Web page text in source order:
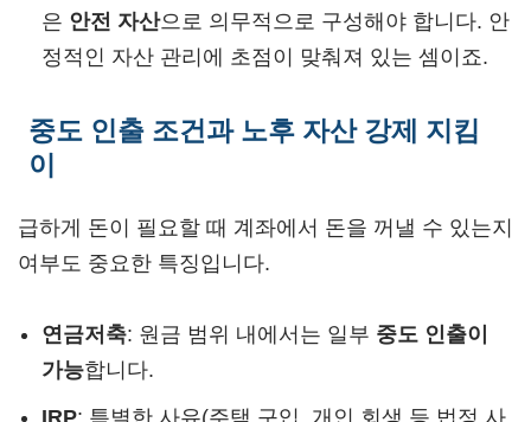
은 안전 자산으로 의무적으로 구성해야 합니다. 안
정적인 자산 관리에 초점이 맞춰져 있는 셈이죠.
중도 인출 조건과 노후 자산 강제 지킴
이
급하게 돈이 필요할 때 계좌에서 돈을 꺼낼 수 있는지
여부도 중요한 특징입니다.
연금저축: 원금 범위 내에서는 일부 중도 인출이
가능합니다.
IRP: 특별한 사유(주택 구입, 개인 회생 등 법정 사